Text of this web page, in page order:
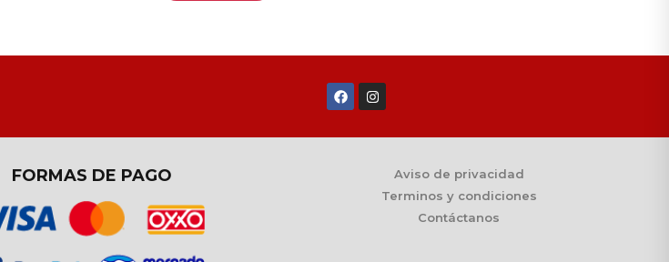
FORMAS DE PAGO
Aviso de privacidad
Terminos y condiciones
Contáctanos